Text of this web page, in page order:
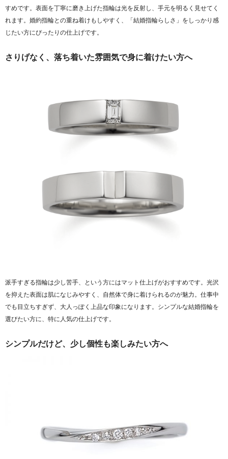
すめです。表面を丁寧に磨き上げた指輪は光を反射し、手元を明るく見せてく
れます。婚約指輪との重ね着けもしやすく、「結婚指輪らしさ」をしっかり感
じたい方にぴったりの仕上げです。
さりげなく、落ち着いた雰囲気で身に着けたい方へ
派手すぎる指輪は少し苦手、という方にはマット仕上げがおすすめです。光沢
を抑えた表面は肌になじみやすく、自然体で身に着けられるのが魅力。仕事中
でも目立ちすぎず、大人っぽく上品な印象になります。シンプルな結婚指輪を
選びたい方に、特に人気の仕上げです。
シンプルだけど、少し個性も楽しみたい方へ